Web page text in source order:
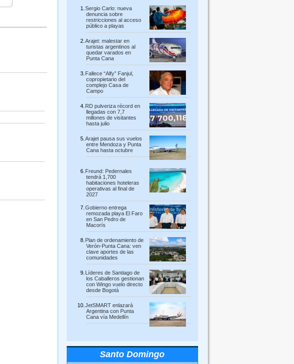
Sergio Carlo: nueva
denuncia sobre
restricciones al acceso
público a playas
Arajet: malestar en
turistas argentinos al
quedar varados en
Punta Cana
Fallece “Alfy” Fanjul,
copropietario del
complejo Casa de
Campo
RD pulveriza récord en
llegadas con 7,7
millones de visitantes
hasta julio
Arajet pausa sus vuelos
entre Mendoza y Punta
Cana hasta octubre
Freund: Pedernales
tendrá 1,700
habitaciones hoteleras
operativas al final de
2027
Gobierno entrega
remozada playa El Faro
en San Pedro de
Macorís
Plan de ordenamiento de
Verón-Punta Cana: ven
clave aportes de las
comunidades
Líderes de Santiago de
los Caballeros gestionan
con Wingo vuelo directo
desde Bogotá
JetSMART enlazará
Argentina con Punta
Cana vía Medellín
Santo Domingo